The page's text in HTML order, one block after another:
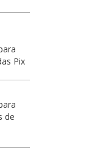
Pix
de